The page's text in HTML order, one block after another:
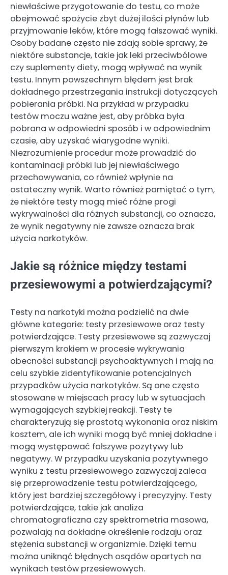
niewłaściwe przygotowanie do testu, co może
obejmować spożycie zbyt dużej ilości płynów lub
przyjmowanie leków, które mogą fałszować wyniki.
Osoby badane często nie zdają sobie sprawy, że
niektóre substancje, takie jak leki przeciwbólowe
czy suplementy diety, mogą wpływać na wynik
testu. Innym powszechnym błędem jest brak
dokładnego przestrzegania instrukcji dotyczących
pobierania próbki. Na przykład w przypadku
testów moczu ważne jest, aby próbka była
pobrana w odpowiedni sposób i w odpowiednim
czasie, aby uzyskać wiarygodne wyniki.
Niezrozumienie procedur może prowadzić do
kontaminacji próbki lub jej niewłaściwego
przechowywania, co również wpłynie na
ostateczny wynik. Warto również pamiętać o tym,
że niektóre testy mogą mieć różne progi
wykrywalności dla różnych substancji, co oznacza,
że wynik negatywny nie zawsze oznacza brak
użycia narkotyków.
Jakie są różnice między testami
przesiewowymi a potwierdzającymi?
Testy na narkotyki można podzielić na dwie
główne kategorie: testy przesiewowe oraz testy
potwierdzające. Testy przesiewowe są zazwyczaj
pierwszym krokiem w procesie wykrywania
obecności substancji psychoaktywnych i mają na
celu szybkie zidentyfikowanie potencjalnych
przypadków użycia narkotyków. Są one często
stosowane w miejscach pracy lub w sytuacjach
wymagających szybkiej reakcji. Testy te
charakteryzują się prostotą wykonania oraz niskim
kosztem, ale ich wyniki mogą być mniej dokładne i
mogą występować fałszywe pozytywy lub
negatywy. W przypadku uzyskania pozytywnego
wyniku z testu przesiewowego zazwyczaj zaleca
się przeprowadzenie testu potwierdzającego,
który jest bardziej szczegółowy i precyzyjny. Testy
potwierdzające, takie jak analiza
chromatograficzna czy spektrometria masowa,
pozwalają na dokładne określenie rodzaju oraz
stężenia substancji w organizmie. Dzięki temu
można uniknąć błędnych osądów opartych na
wynikach testów przesiewowych.